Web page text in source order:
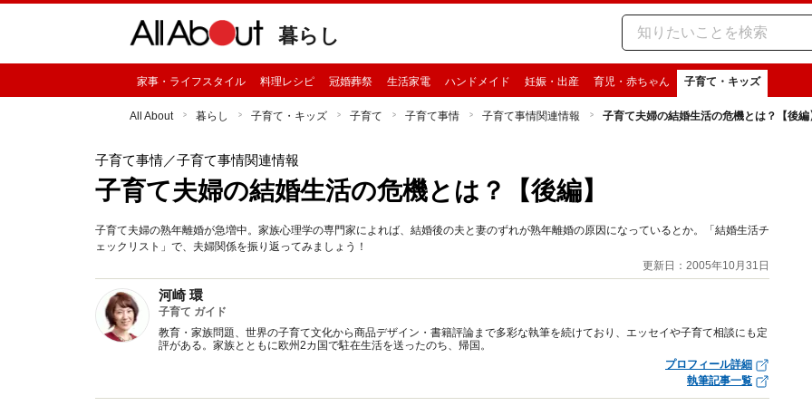
暮らし
家事・ライフスタイル 料理レシピ 冠婚葬祭 生活家電 ハンドメイド 妊娠・出産 育児・赤ちゃん 子育て・キッズ
All About 暮らし 子育て・キッズ 子育て 子育て事情 子育て事情関連情報 子育て夫婦の結婚生活の危機とは？【後編
子育て事情／子育て事情関連情報
子育て夫婦の結婚生活の危機とは？【後編】
子育て夫婦の熟年離婚が急増中。家族心理学の専門家によれば、結婚後の夫と妻のずれが熟年離婚の原因になっているとか。「結婚生活チ
ェックリスト」で、夫婦関係を振り返ってみましょう！
更新日：2005年10月31日
河崎 環
子育て ガイド
教育・家族問題、世界の子育て文化から商品デザイン・書籍評論まで多彩な執筆を続けており、エッセイや子育て相談にも定
評がある。家族とともに欧州2カ国で駐在生活を送ったのち、帰国。
プロフィール詳細
執筆記事一覧